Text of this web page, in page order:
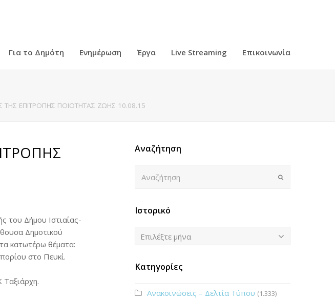
Για το Δημότη Ενημέρωση Έργα Live Streaming Επικοινωνία
ΤΗΣ ΕΠΙΤΡΟΠΗΣ ΠΟΙΟΤΗΤΑΣ ΖΩΗΣ 10.08.15
του Δήμου Ιστιαίας-
Δημοτικού
κατωτέρω θέματα:
στο Πευκί.
Αναζήτηση
Ιστορικό
Ιστορικό
Επιλέξτε μήνα
Κατηγορίες
Ανακοινώσεις – Δελτία Τύπου (1.333)